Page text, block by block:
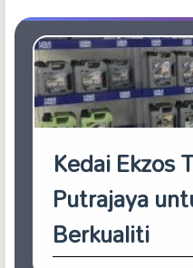
Kedai Ekzos
Putrajaya
Berkualiti